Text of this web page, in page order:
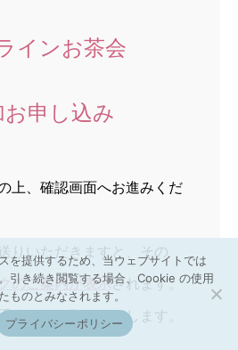
インお茶会
お申し込み
上、確認画面へお進みくだ
りいただきますと、その
のご案内が表示されます。
続きをお願いいたします。
を提供するため、当ウェブサイトでは
引き続き閲覧する場合、Cookie の使用
ものとみなされます。
プライバシーポリシー